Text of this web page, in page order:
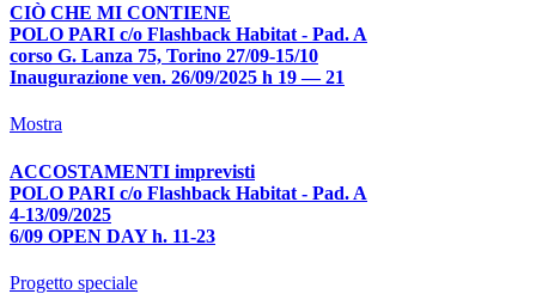
CIÒ CHE MI CONTIENE
POLO PARI c/o Flashback Habitat - Pad. A
corso G. Lanza 75, Torino 27/09-15/10
Inaugurazione ven. 26/09/2025 h 19 — 21
Mostra
ACCOSTAMENTI imprevisti
POLO PARI c/o Flashback Habitat - Pad. A
4-13/09/2025
6/09 OPEN DAY h. 11-23
Progetto speciale